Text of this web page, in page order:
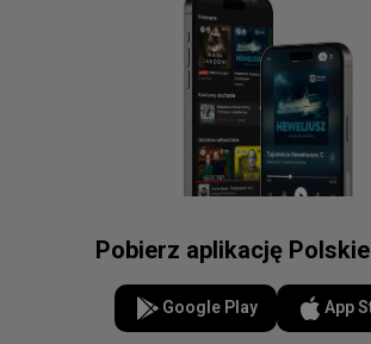
Pobierz aplikację
Google Play App